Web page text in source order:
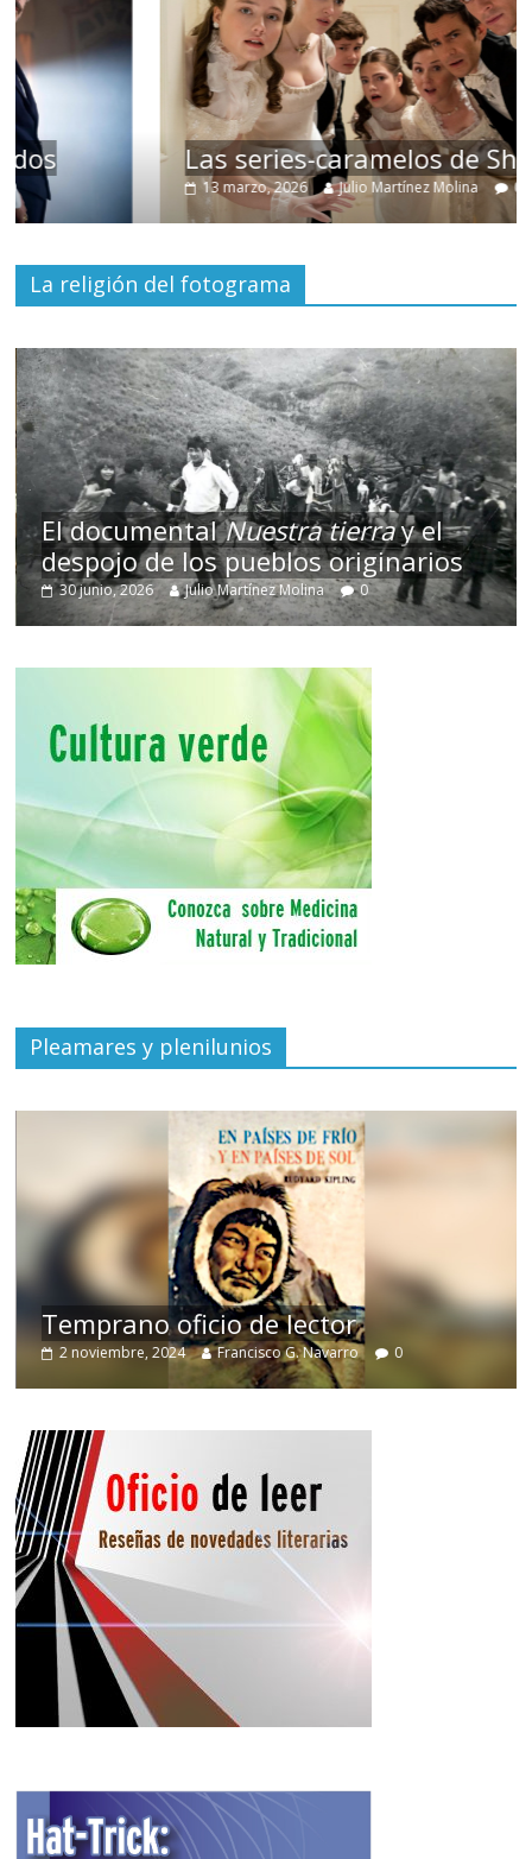
Las series-caramelos de Shondaland
Julio Martínez Molina 0
La religión del fotograma
El documentalNuestra tierray el
despojo de los pueblos originarios
30 junio, 2026 Julio Martínez Molina 0
Pleamares y plenilunios
Temprano oficio de lector
2 noviembre, 2024 Francisco G. Navarro 0